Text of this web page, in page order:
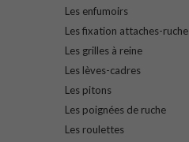
Les enfumoirs
Les fixation attaches-ruche
Les grilles à reine
Les lèves-cadres
Les pitons
Les poignées de ruche
Les roulettes